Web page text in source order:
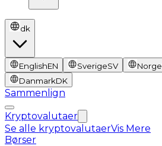
dk
EnglishEN SverigeSV Norge
DanmarkDK
Sammenlign
Kryptovalutaer
Se alle kryptovalutaerVis Mere
Børser